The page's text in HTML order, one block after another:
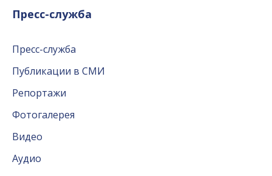
Пресс-служба
Пресс-служба
Публикации в СМИ
Репортажи
Фотогалерея
Видео
Аудио